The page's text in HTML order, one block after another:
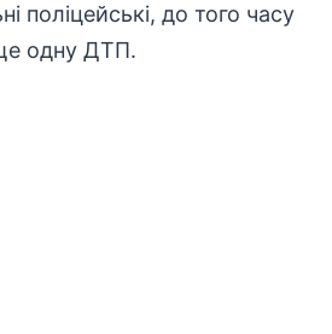
поліцейські, до того часу
одну ДТП.